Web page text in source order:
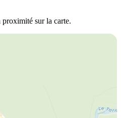
proximité sur la carte.